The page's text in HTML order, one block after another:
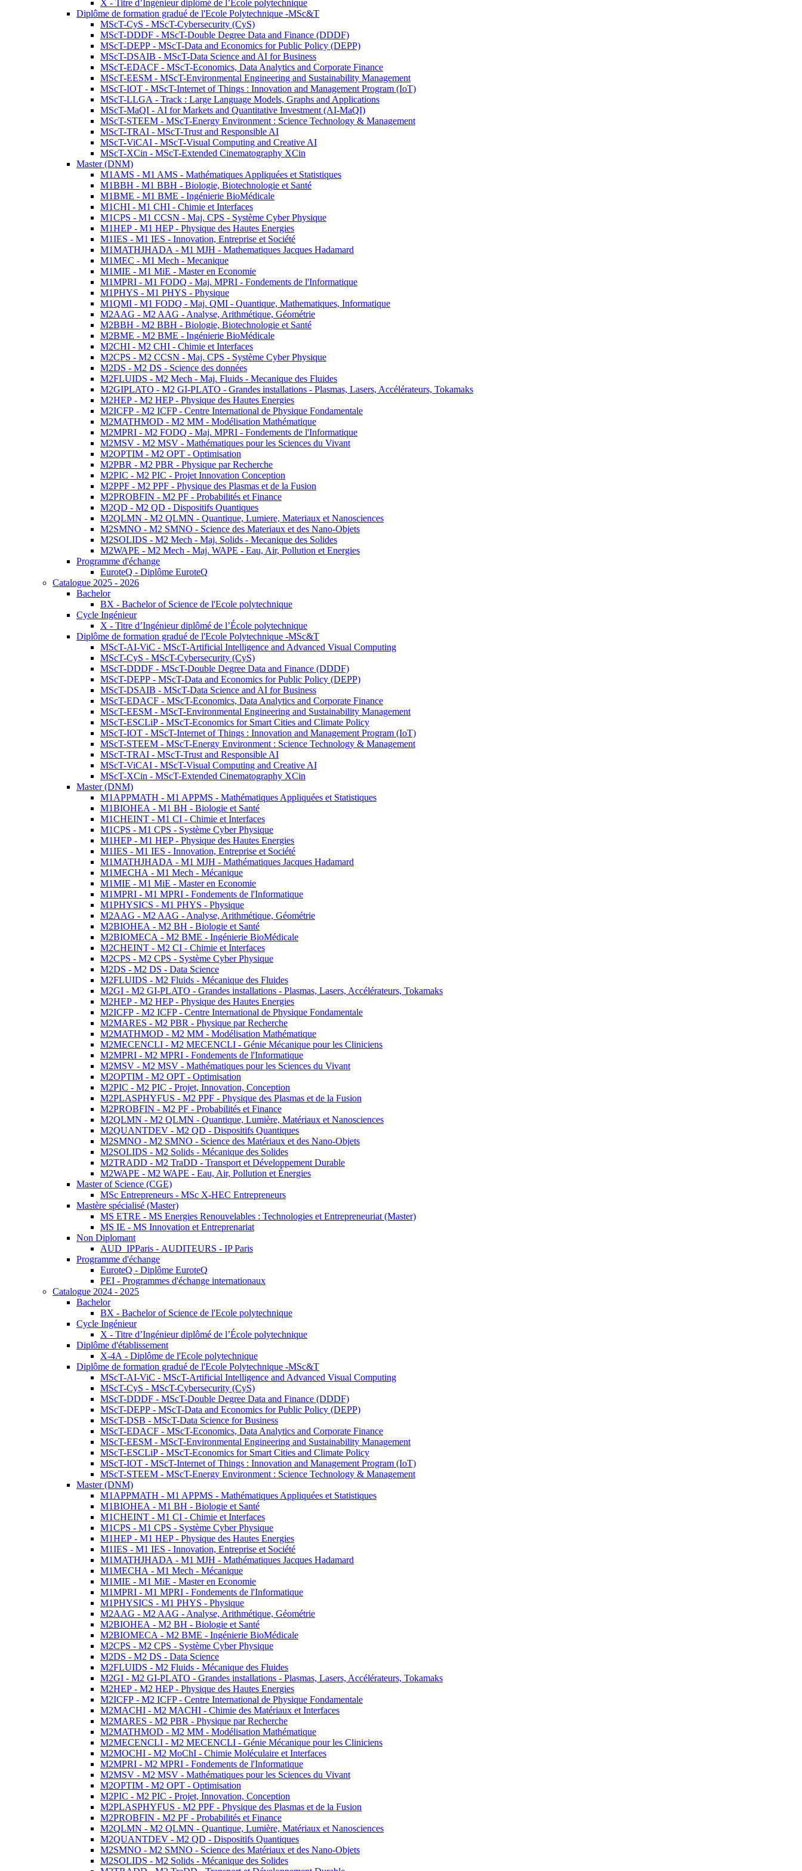
X - Titre d’Ingénieur diplômé de l’École polytechnique
Diplôme de formation gradué de l'Ecole Polytechnique -MSc&T
MScT-CyS - MScT-Cybersecurity (CyS)
MScT-DDDF - MScT-Double Degree Data and Finance (DDDF)
MScT-DEPP - MScT-Data and Economics for Public Policy (DEPP)
MScT-DSAIB - MScT-Data Science and AI for Business
MScT-EDACF - MScT-Economics, Data Analytics and Corporate Finance
MScT-EESM - MScT-Environmental Engineering and Sustainability Management
MScT-IOT - MScT-Internet of Things : Innovation and Management Program (IoT)
MScT-LLGA - Track : Large Language Models, Graphs and Applications
MScT-MaQI - AI for Markets and Quantitative Investment (AI-MaQI)
MScT-STEEM - MScT-Energy Environment : Science Technology & Management
MScT-TRAI - MScT-Trust and Responsible AI
MScT-ViCAI - MScT-Visual Computing and Creative AI
MScT-XCin - MScT-Extended Cinematography XCin
Master (DNM)
M1AMS - M1 AMS - Mathématiques Appliquées et Statistiques
M1BBH - M1 BBH - Biologie, Biotechnologie et Santé
M1BME - M1 BME - Ingénierie BioMédicale
M1CHI - M1 CHI - Chimie et Interfaces
M1CPS - M1 CCSN - Maj. CPS - Système Cyber Physique
M1HEP - M1 HEP - Physique des Hautes Energies
M1IES - M1 IES - Innovation, Entreprise et Société
M1MATHJHADA - M1 MJH - Mathematiques Jacques Hadamard
M1MEC - M1 Mech - Mecanique
M1MIE - M1 MiE - Master en Economie
M1MPRI - M1 FODQ - Maj. MPRI - Fondements de l'Informatique
M1PHYS - M1 PHYS - Physique
M1QMI - M1 FODQ - Maj. QMI - Quantique, Mathematiques, Informatique
M2AAG - M2 AAG - Analyse, Arithmétique, Géométrie
M2BBH - M2 BBH - Biologie, Biotechnologie et Santé
M2BME - M2 BME - Ingénierie BioMédicale
M2CHI - M2 CHI - Chimie et Interfaces
M2CPS - M2 CCSN - Maj. CPS - Système Cyber Physique
M2DS - M2 DS - Science des données
M2FLUIDS - M2 Mech - Maj. Fluids - Mecanique des Fluides
M2GIPLATO - M2 GI-PLATO - Grandes installations - Plasmas, Lasers, Accélérateurs, Tokamaks
M2HEP - M2 HEP - Physique des Hautes Energies
M2ICFP - M2 ICFP - Centre International de Physique Fondamentale
M2MATHMOD - M2 MM - Modélisation Mathématique
M2MPRI - M2 FODQ - Maj. MPRI - Fondements de l'Informatique
M2MSV - M2 MSV - Mathématiques pour les Sciences du Vivant
M2OPTIM - M2 OPT - Optimisation
M2PBR - M2 PBR - Physique par Recherche
M2PIC - M2 PIC - Projet Innovation Conception
M2PPF - M2 PPF - Physique des Plasmas et de la Fusion
M2PROBFIN - M2 PF - Probabilités et Finance
M2QD - M2 QD - Dispositifs Quantiques
M2QLMN - M2 QLMN - Quantique, Lumiere, Materiaux et Nanosciences
M2SMNO - M2 SMNO - Science des Materiaux et des Nano-Objets
M2SOLIDS - M2 Mech - Maj. Solids - Mecanique des Solides
M2WAPE - M2 Mech - Maj. WAPE - Eau, Air, Pollution et Energies
Programme d'échange
EuroteQ - Diplôme EuroteQ
Catalogue 2025 - 2026
Bachelor
BX - Bachelor of Science de l'Ecole polytechnique
Cycle Ingénieur
X - Titre d’Ingénieur diplômé de l’École polytechnique
Diplôme de formation gradué de l'Ecole Polytechnique -MSc&T
MScT-AI-ViC - MScT-Artificial Intelligence and Advanced Visual Computing
MScT-CyS - MScT-Cybersecurity (CyS)
MScT-DDDF - MScT-Double Degree Data and Finance (DDDF)
MScT-DEPP - MScT-Data and Economics for Public Policy (DEPP)
MScT-DSAIB - MScT-Data Science and AI for Business
MScT-EDACF - MScT-Economics, Data Analytics and Corporate Finance
MScT-EESM - MScT-Environmental Engineering and Sustainability Management
MScT-ESCLiP - MScT-Economics for Smart Cities and Climate Policy
MScT-IOT - MScT-Internet of Things : Innovation and Management Program (IoT)
MScT-STEEM - MScT-Energy Environment : Science Technology & Management
MScT-TRAI - MScT-Trust and Responsible AI
MScT-ViCAI - MScT-Visual Computing and Creative AI
MScT-XCin - MScT-Extended Cinematography XCin
Master (DNM)
M1APPMATH - M1 APPMS - Mathématiques Appliquées et Statistiques
M1BIOHEA - M1 BH - Biologie et Santé
M1CHEINT - M1 CI - Chimie et Interfaces
M1CPS - M1 CPS - Système Cyber Physique
M1HEP - M1 HEP - Physique des Hautes Energies
M1IES - M1 IES - Innovation, Entreprise et Société
M1MATHJHADA - M1 MJH - Mathématiques Jacques Hadamard
M1MECHA - M1 Mech - Mécanique
M1MIE - M1 MiE - Master en Economie
M1MPRI - M1 MPRI - Fondements de l'Informatique
M1PHYSICS - M1 PHYS - Physique
M2AAG - M2 AAG - Analyse, Arithmétique, Géométrie
M2BIOHEA - M2 BH - Biologie et Santé
M2BIOMECA - M2 BME - Ingénierie BioMédicale
M2CHEINT - M2 CI - Chimie et Interfaces
M2CPS - M2 CPS - Système Cyber Physique
M2DS - M2 DS - Data Science
M2FLUIDS - M2 Fluids - Mécanique des Fluides
M2GI - M2 GI-PLATO - Grandes installations - Plasmas, Lasers, Accélérateurs, Tokamaks
M2HEP - M2 HEP - Physique des Hautes Energies
M2ICFP - M2 ICFP - Centre International de Physique Fondamentale
M2MARES - M2 PBR - Physique par Recherche
M2MATHMOD - M2 MM - Modélisation Mathématique
M2MECENCLI - M2 MECENCLI - Génie Mécanique pour les Cliniciens
M2MPRI - M2 MPRI - Fondements de l'Informatique
M2MSV - M2 MSV - Mathématiques pour les Sciences du Vivant
M2OPTIM - M2 OPT - Optimisation
M2PIC - M2 PIC - Projet, Innovation, Conception
M2PLASPHYFUS - M2 PPF - Physique des Plasmas et de la Fusion
M2PROBFIN - M2 PF - Probabilités et Finance
M2QLMN - M2 QLMN - Quantique, Lumière, Matériaux et Nanosciences
M2QUANTDEV - M2 QD - Dispositifs Quantiques
M2SMNO - M2 SMNO - Science des Matériaux et des Nano-Objets
M2SOLIDS - M2 Solids - Mécanique des Solides
M2TRADD - M2 TraDD - Transport et Développement Durable
M2WAPE - M2 WAPE - Eau, Air, Pollution et Énergies
Master of Science (CGE)
MSc Entrepreneurs - MSc X-HEC Entrepreneurs
Mastère spécialisé (Master)
MS ETRE - MS Energies Renouvelables : Technologies et Entrepreneuriat (Master)
MS IE - MS Innovation et Entreprenariat
Non Diplomant
AUD_IPParis - AUDITEURS - IP Paris
Programme d'échange
EuroteQ - Diplôme EuroteQ
PEI - Programmes d'échange internationaux
Catalogue 2024 - 2025
Bachelor
BX - Bachelor of Science de l'Ecole polytechnique
Cycle Ingénieur
X - Titre d’Ingénieur diplômé de l’École polytechnique
Diplôme d'établissement
X-4A - Diplôme de l'Ecole polytechnique
Diplôme de formation gradué de l'Ecole Polytechnique -MSc&T
MScT-AI-ViC - MScT-Artificial Intelligence and Advanced Visual Computing
MScT-CyS - MScT-Cybersecurity (CyS)
MScT-DDDF - MScT-Double Degree Data and Finance (DDDF)
MScT-DEPP - MScT-Data and Economics for Public Policy (DEPP)
MScT-DSB - MScT-Data Science for Business
MScT-EDACF - MScT-Economics, Data Analytics and Corporate Finance
MScT-EESM - MScT-Environmental Engineering and Sustainability Management
MScT-ESCLiP - MScT-Economics for Smart Cities and Climate Policy
MScT-IOT - MScT-Internet of Things : Innovation and Management Program (IoT)
MScT-STEEM - MScT-Energy Environment : Science Technology & Management
Master (DNM)
M1APPMATH - M1 APPMS - Mathématiques Appliquées et Statistiques
M1BIOHEA - M1 BH - Biologie et Santé
M1CHEINT - M1 CI - Chimie et Interfaces
M1CPS - M1 CPS - Système Cyber Physique
M1HEP - M1 HEP - Physique des Hautes Energies
M1IES - M1 IES - Innovation, Entreprise et Société
M1MATHJHADA - M1 MJH - Mathématiques Jacques Hadamard
M1MECHA - M1 Mech - Mécanique
M1MIE - M1 MiE - Master en Economie
M1MPRI - M1 MPRI - Fondements de l'Informatique
M1PHYSICS - M1 PHYS - Physique
M2AAG - M2 AAG - Analyse, Arithmétique, Géométrie
M2BIOHEA - M2 BH - Biologie et Santé
M2BIOMECA - M2 BME - Ingénierie BioMédicale
M2CPS - M2 CPS - Système Cyber Physique
M2DS - M2 DS - Data Science
M2FLUIDS - M2 Fluids - Mécanique des Fluides
M2GI - M2 GI-PLATO - Grandes installations - Plasmas, Lasers, Accélérateurs, Tokamaks
M2HEP - M2 HEP - Physique des Hautes Energies
M2ICFP - M2 ICFP - Centre International de Physique Fondamentale
M2MACHI - M2 MACHI - Chimie des Matériaux et Interfaces
M2MARES - M2 PBR - Physique par Recherche
M2MATHMOD - M2 MM - Modélisation Mathématique
M2MECENCLI - M2 MECENCLI - Génie Mécanique pour les Cliniciens
M2MOCHI - M2 MoChI - Chimie Moléculaire et Interfaces
M2MPRI - M2 MPRI - Fondements de l'Informatique
M2MSV - M2 MSV - Mathématiques pour les Sciences du Vivant
M2OPTIM - M2 OPT - Optimisation
M2PIC - M2 PIC - Projet, Innovation, Conception
M2PLASPHYFUS - M2 PPF - Physique des Plasmas et de la Fusion
M2PROBFIN - M2 PF - Probabilités et Finance
M2QLMN - M2 QLMN - Quantique, Lumière, Matériaux et Nanosciences
M2QUANTDEV - M2 QD - Dispositifs Quantiques
M2SMNO - M2 SMNO - Science des Matériaux et des Nano-Objets
M2SOLIDS - M2 Solids - Mécanique des Solides